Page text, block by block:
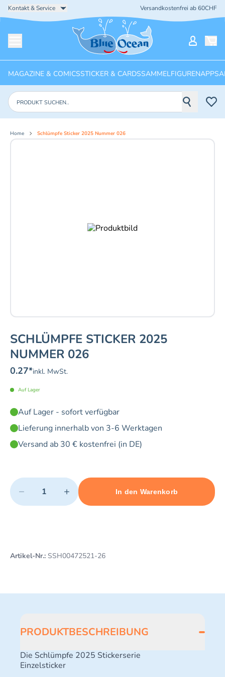
Kontakt & Service Versandkostenfrei ab 60CHF
Startseite
MAGAZINE & COMICSSTICKER & CARDSSAMMELFIGURENAPPS
Produkte suchen
Home Schlümpfe Sticker 2025 Nummer 026
SCHLÜMPFE STICKER 2025
NUMMER 026
0.27*inkl. MwSt.
Auf Lager
Auf Lager - sofort verfügbar
Lieferung innerhalb von 3-6 Werktagen
Versand ab 30 € kostenfrei (in DE)
Quantity
− +
Minimum quantity: 1 Maximum quantity: 3
In den Warenkorb
Add 1 item to cart
Artikel-Nr.: SSH00472521-26
PRODUKTBESCHREIBUNG
Die Schlümpfe 2025 Stickerserie
Einzelsticker